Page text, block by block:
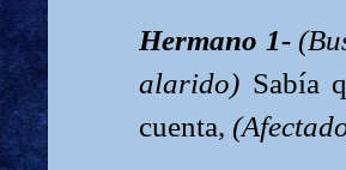
Hermano 1-
alarido) Sabía
cuenta,